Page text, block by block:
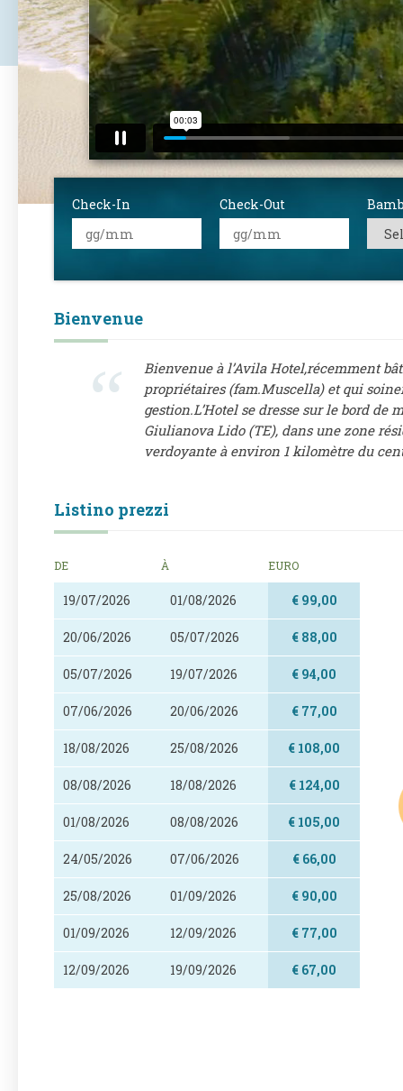
Check-In Check-Out
Bienvenue
Bienvenue à l’Avila Hotel,récemment
propriétaires (fam.Muscella) et qui
gestion.L’Hotel se dresse sur le bord de
Giulianova Lido (TE), dans une zone
verdoyante à environ 1 kilomètre du
Listino prezzi
DE À EURO
19/07/2026 01/08/2026 € 99,00
20/06/2026 05/07/2026 € 88,00
05/07/2026 19/07/2026 € 94,00
07/06/2026 20/06/2026 € 77,00
18/08/2026 25/08/2026 € 108,00
08/08/2026 18/08/2026 € 124,00
01/08/2026 08/08/2026 € 105,00
24/05/2026 07/06/2026 € 66,00
25/08/2026 01/09/2026 € 90,00
01/09/2026 12/09/2026 € 77,00
12/09/2026 19/09/2026 € 67,00